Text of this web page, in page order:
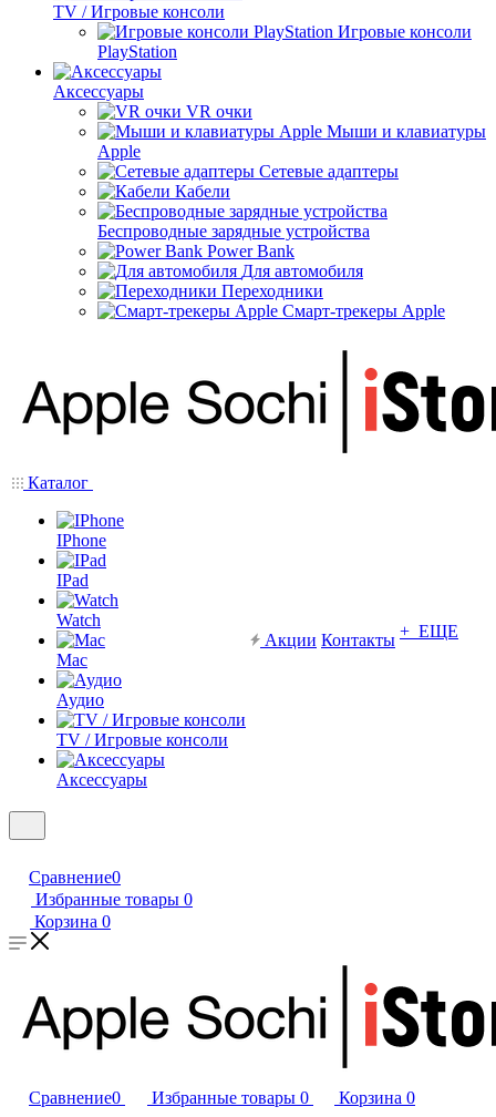
TV / Игровые консоли
Игровые консоли
PlayStation
Аксессуары
VR очки
Мыши и клавиатуры
Apple
Сетевые адаптеры
Кабели
Беспроводные зарядные устройства
Power Bank
Для автомобиля
Переходники
Смарт-трекеры Apple
Каталог
IPhone
IPad
Watch
Mac
Аудио
TV / Игровые консоли
Аксессуары
Акции Контакты + ЕЩЕ
Сравнение0
Избранные товары 0
Корзина 0
Сравнение0 Избранные товары 0 Корзина 0